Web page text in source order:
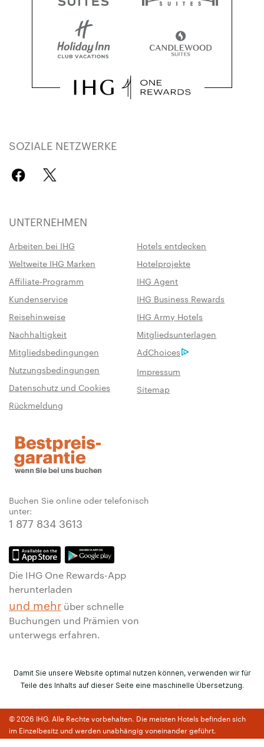
SOZIALE NETZWERKE
UNTERNEHMEN
Arbeiten bei IHG
Hotels entdecken
Weltweite IHG Marken
Hotelprojekte
Affiliate-Programm
IHG Agent
Kundenservice
IHG Business Rewards
Reisehinweise
IHG Army Hotels
Nachhaltigkeit
Mitgliedsunterlagen
Mitgliedsbedingungen
AdChoices
Nutzungsbedingungen
Impressum
Datenschutz und Cookies
Sitemap
Rückmeldung
Buchen Sie online oder telefonisch
unter:
1 877 834 3613
Die IHG One Rewards-App
herunterladen
und mehr über schnelle
Buchungen und Prämien von
unterwegs erfahren.
Damit Sie unsere Website optimal nutzen können, verwenden wir für
Teile des Inhalts auf dieser Seite eine maschinelle Übersetzung.
© 2026 IHG. Alle Rechte vorbehalten. Die meisten Hotels befinden sich
im Einzelbesitz und werden unabhängig voneinander geführt.